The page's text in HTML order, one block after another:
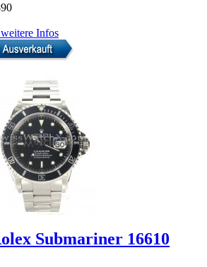
Infos
Submariner 16610